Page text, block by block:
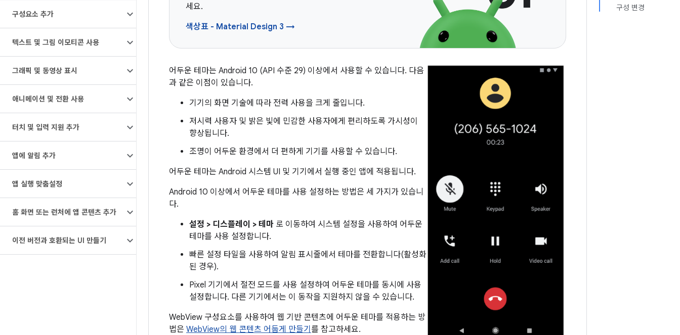
구성요소 추가
텍스트 및 그림 이모티콘 사용
그래픽 및 동영상 표시
애니메이션 및 전환 사용
터치 및 입력 지원 추가
앱에 알림 추가
앱 실행 맞춤설정
홈 화면 또는 런처에 앱 콘텐츠 추가
이전 버전과 호환되는 UI 만들기
구성 변경
세요.
색상표 - Material Design 3 →
어두운 테마는 Android 10 (API 수준 29) 이상에서 사용할 수 있습니다. 다음
과 같은 이점이 있습니다.
기기의 화면 기술에 따라 전력 사용을 크게 줄입니다.
저시력 사용자 및 밝은 빛에 민감한 사용자에게 편리하도록 가시성이
향상됩니다.
조명이 어두운 환경에서 더 편하게 기기를 사용할 수 있습니다.
어두운 테마는 Android 시스템 UI 및 기기에서 실행 중인 앱에 적용됩니다.
Android 10 이상에서 어두운 테마를 사용 설정하는 방법은 세 가지가 있습니
다.
설정 > 디스플레이 > 테마 로 이동하여 시스템 설정을 사용하여 어두운
테마를 사용 설정합니다.
빠른 설정 타일을 사용하여 알림 표시줄에서 테마를 전환합니다(활성화
된 경우).
Pixel 기기에서 절전 모드를 사용 설정하여 어두운 테마를 동시에 사용
설정합니다. 다른 기기에서는 이 동작을 지원하지 않을 수 있습니다.
WebView 구성요소를 사용하여 웹 기반 콘텐츠에 어두운 테마를 적용하는 방
법은 WebView의 웹 콘텐츠 어둡게 만들기 를 참고하세요.